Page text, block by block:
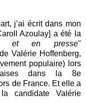
j’ai écrit dans mon
Azoulay] a été la
et en presse"
Valérie Hoffenberg,
populaire) lors
dans la 8e
de France. Et elle a
candidate Valérie